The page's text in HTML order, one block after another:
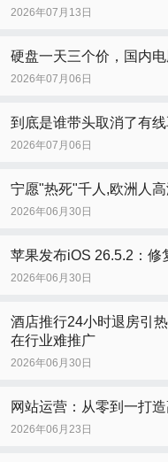
2026年07月13日
硬盘一天三个价，国内
2026年07月06日
到底是谁带头取消了有
2026年07月06日
宁愿"热死"千人,欧洲人
2026年06月30日
苹果发布iOS 26.5.2：修
2026年06月30日
酒店推行24小时退房引
在行业难推广
2026年06月30日
网站运营：从零到一打
2026年06月23日